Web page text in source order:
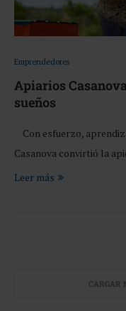
Emprendedores
Apiarios
sueños
Con esfuerzo,
Casanova convirtió la
Leer más
CARGAR